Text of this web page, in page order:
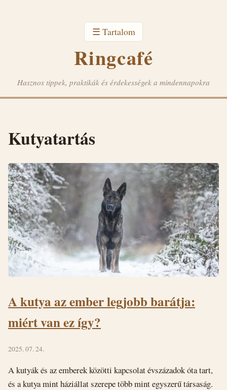
☰ Tartalom
Ringcafé
Hasznos tippek, praktikák és érdekességek a mindennapokra
Kutyatartás
A kutya az ember legjobb barátja:
miért van ez így?
2025. 07. 24.
A kutyák és az emberek közötti kapcsolat évszázadok óta tart,
és a kutya mint háziállat szerepe több mint egyszerű társaság.